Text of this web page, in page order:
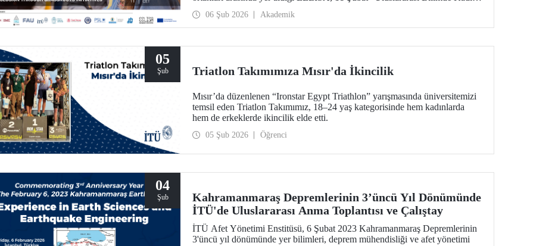
06 Şub 2026 Akademik
05
Şub Triatlon Takımımıza Mısır'da İkincilik
Mısır’da düzenlenen “Ironstar Egypt Triathlon” yarışmasında üniversitemizi
temsil eden Triatlon Takımımız, 18–24 yaş kategorisinde hem kadınlarda
hem de erkeklerde ikincilik elde etti.
05 Şub 2026 Öğrenci
04
Şub
Kahramanmaraş Depremlerinin 3’üncü Yıl Dönümünde
İTÜ'de Uluslararası Anma Toplantısı ve Çalıştay
İTÜ Afet Yönetimi Enstitüsü, 6 Şubat 2023 Kahramanmaraş Depremlerinin
3'üncü yıl dönümünde yer bilimleri, deprem mühendisliği ve afet yönetimi